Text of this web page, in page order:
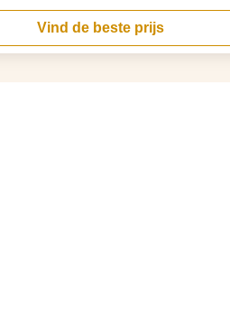
Vind de beste prijs